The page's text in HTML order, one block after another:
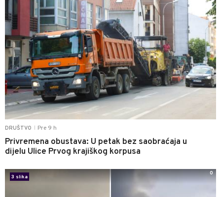
DRUŠTVO Pre 9 h
Privremena obustava: U petak bez saobraćaja u
dijelu Ulice Prvog krajiškog korpusa
3 slika
0